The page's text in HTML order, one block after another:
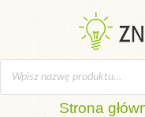
Strona